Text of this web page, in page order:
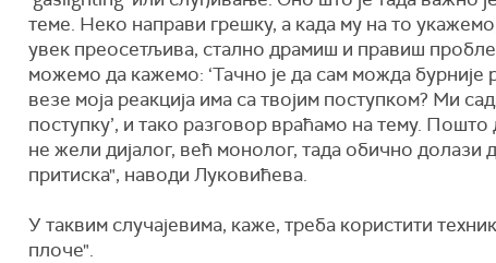
теме. Неко направи грешку, а када му на то
увек преосетљива, стално драмиш и правиш
можемо да кажемо: ‘Тачно је да сам можда бурније
везе моја реакција има са твојим поступком? Ми
поступку’, и тако разговор враћамо на тему. Пошто
не жели дијалог, већ монолог, тада обично долази
притиска", наводи Луковићева.
У таквим случајевима, каже, треба користити
плоче".